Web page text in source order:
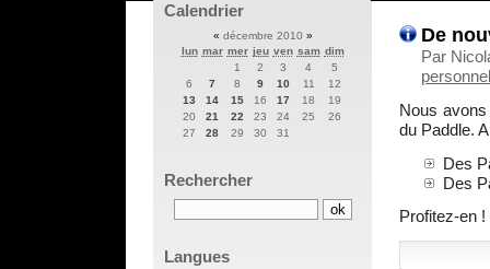
De
Par
Nous
du Paddle.
Des
Des
Profitez-en !
Calendrier
« décembre 2010 »
lun mar mer jeu ven sam dim
1
2 3 4
5
6
7 8 9 10 11
12
13
14 15 16 17 18
19
20
21 22 23 24 25
26
27
28 29 30 31
Rechercher
Langues